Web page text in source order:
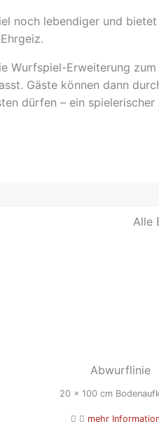
noch lebendiger und
Wurfspiel-Erweiterung zum
Gäste können dann
dürfen – ein
Alle
Abwurflinie
20 x 100 cm
mehr